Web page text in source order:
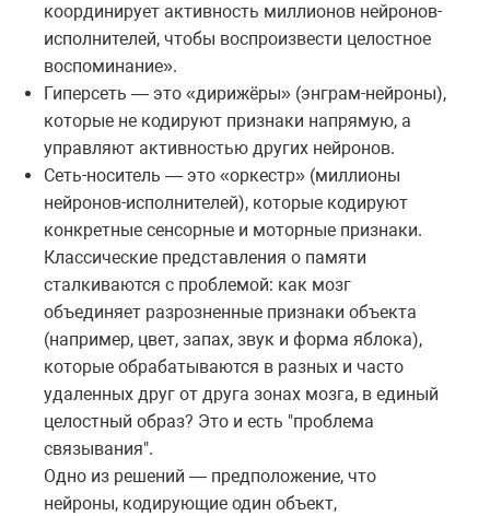
координирует активность миллионов нейронов-
исполнителей, чтобы воспроизвести целостное
воспоминание».
Гиперсеть — это «дирижёры» (энграм-нейроны),
которые не кодируют признаки напрямую, а
управляют активностью других нейронов.
Сеть-носитель — это «оркестр» (миллионы
нейронов-исполнителей), которые кодируют
конкретные сенсорные и моторные признаки.
Классические представления о памяти
сталкиваются с проблемой: как мозг
объединяет разрозненные признаки объекта
(например, цвет, запах, звук и форма яблока),
которые обрабатываются в разных и часто
удаленных друг от друга зонах мозга, в единый
целостный образ? Это и есть "проблема
связывания".
Одно из решений — предположение, что
нейроны, кодирующие один объект,